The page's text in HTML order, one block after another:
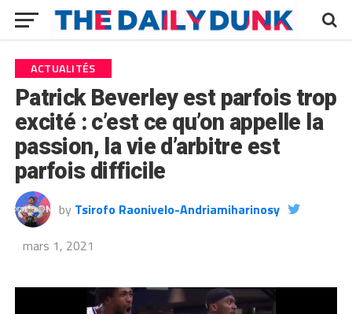
ACTUALITÉS
Patrick Beverley est parfois trop
excité : c’est ce qu’on appelle la
passion, la vie d’arbitre est
parfois difficile
by Tsirofo Raonivelo-Andriamiharinosy
mars 1, 2021